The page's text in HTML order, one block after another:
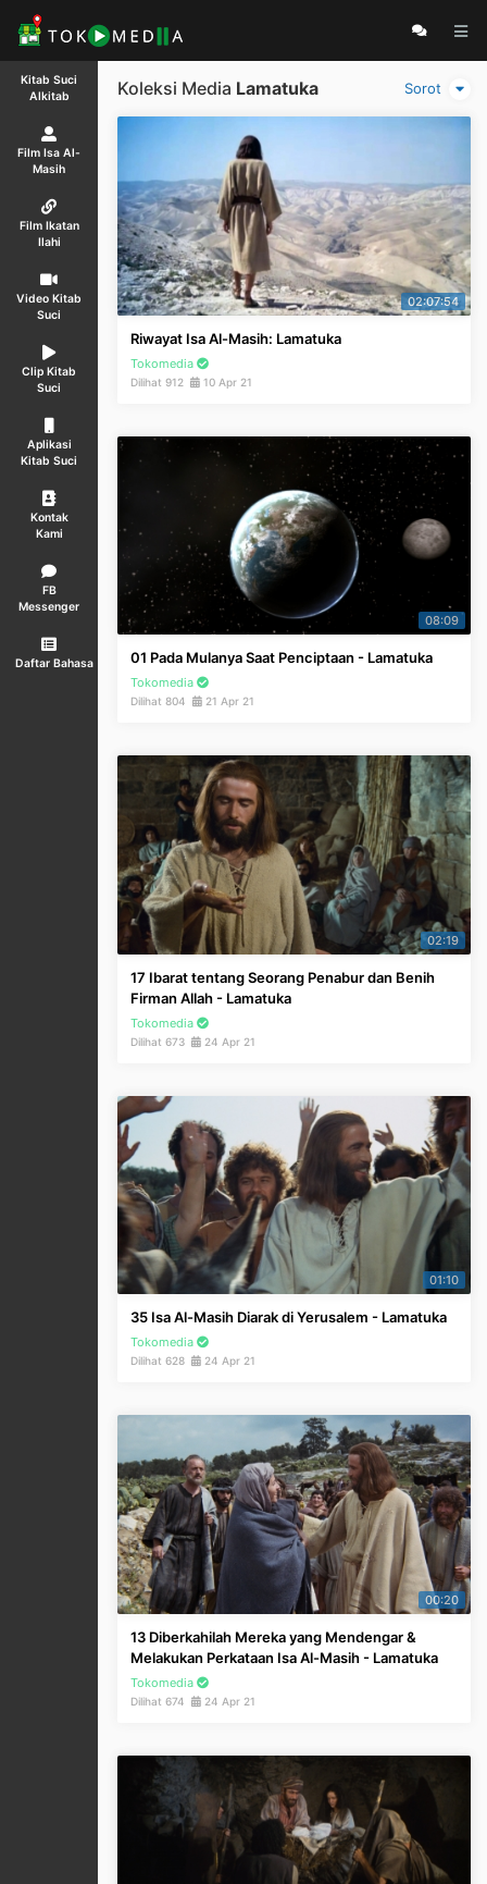
Kitab Suci
Alkitab
Film Isa Al-
Masih
Film Ikatan
Ilahi
Video Kitab
Suci
Clip Kitab
Suci
Aplikasi
Kitab Suci
Kontak
Kami
FB
Messenger
Daftar Bahasa
Sorot
Koleksi Media Lamatuka
02:07:54
Riwayat Isa Al-Masih: Lamatuka
Tokomedia
Dilihat 912 10 Apr 21
08:09
01 Pada Mulanya Saat Penciptaan - Lamatuka
Tokomedia
Dilihat 804 21 Apr 21
02:19
17 Ibarat tentang Seorang Penabur dan Benih
Firman Allah - Lamatuka
Tokomedia
Dilihat 673 24 Apr 21
01:10
35 Isa Al-Masih Diarak di Yerusalem - Lamatuka
Tokomedia
Dilihat 628 24 Apr 21
00:20
13 Diberkahilah Mereka yang Mendengar &
Melakukan Perkataan Isa Al-Masih - Lamatuka
Tokomedia
Dilihat 674 24 Apr 21